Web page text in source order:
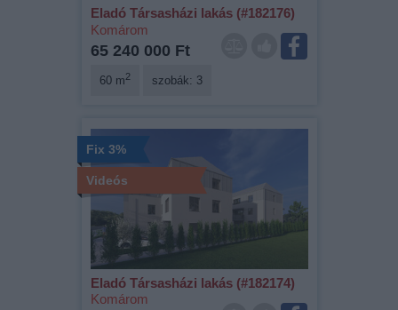
Eladó Társasházi lakás (#182176)
Komárom
65 240 000 Ft
60 m2 szobák: 3
Fix 3%
Videós
Eladó Társasházi lakás (#182174)
Komárom